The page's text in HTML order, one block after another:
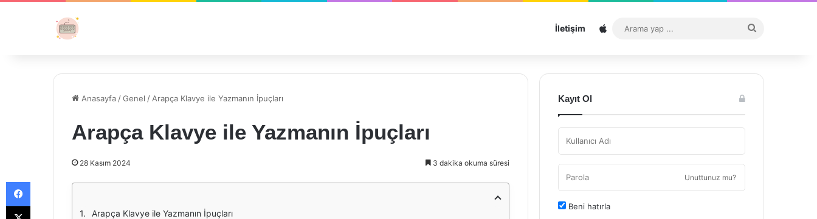
İletişim Sitemap
...
Anasayfa /Genel / Arapça Klavye ile Yazmanın İpuçları
Arapça Klavye ile Yazmanın İpuçları
28 Kasım 2024 3 dakika okuma süresi
Arapça Klavye ile Yazmanın İpuçları
Kayıt Ol
Unuttunuz mu?
Beni hatırla
Facebook
X